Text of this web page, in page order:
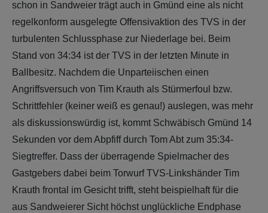
schon in Sandweier trägt auch in Gmünd eine als nicht
regelkonform ausgelegte Offensivaktion des TVS in der
turbulenten Schlussphase zur Niederlage bei. Beim
Stand von 34:34 ist der TVS in der letzten Minute in
Ballbesitz. Nachdem die Unparteiischen einen
Angriffsversuch von Tim Krauth als Stürmerfoul bzw.
Schrittfehler (keiner weiß es genau!) auslegen, was mehr
als diskussionswürdig ist, kommt Schwäbisch Gmünd 14
Sekunden vor dem Abpfiff durch Tom Abt zum 35:34-
Siegtreffer. Dass der überragende Spielmacher des
Gastgebers dabei beim Torwurf TVS-Linkshänder Tim
Krauth frontal im Gesicht trifft, steht beispielhaft für die
aus Sandweierer Sicht höchst unglückliche Endphase